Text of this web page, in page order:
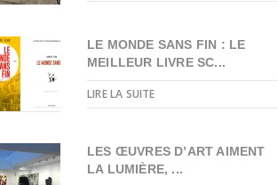
LE MONDE SANS FIN : LE
MEILLEUR LIVRE SC...
LIRE LA SUITE
LES ŒUVRES D’ART AIMENT
LA LUMIÈRE, ...